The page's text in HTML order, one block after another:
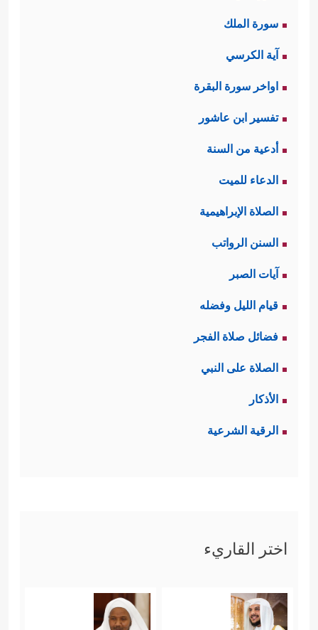
سورة الملك
آية الكرسي
اواخر سورة البقرة
تفسير ابن عاشور
أدعية من السنة
الدعاء للميت
الصلاة الإبراهيمية
السنن الرواتب
آيات الصبر
قيام الليل وفضله
فضائل صلاة الفجر
الصلاة على النبي
الأذكار
الرقية الشرعية
اختر القاريء